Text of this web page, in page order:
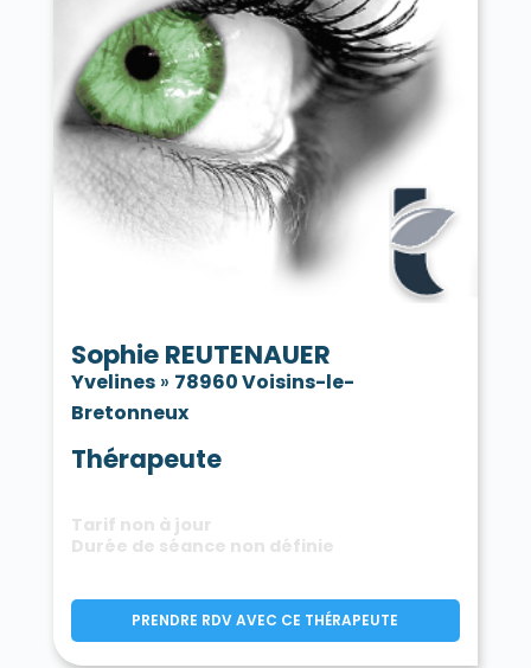
Sophie REUTENAUER
Yvelines» 78960 Voisins-le-
Bretonneux
Thérapeute
Tarif non à jour
Durée de séance non définie
PRENDRE RDV AVEC CE THÉRAPEUTE